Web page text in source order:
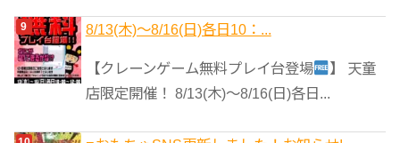
8/13(木)～8/16(日)各日10：...
【クレーンゲーム無料プレイ台登場
】 天童
店限定開催！ 8/13(木)～8/16(日)各日...